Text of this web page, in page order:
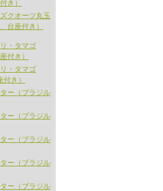
き）
クオーツ丸玉
台座付き）
・タマゴ
付き）
・タマゴ
付き）
ー（ブラジル
ー（ブラジル
ー（ブラジル
ー（ブラジル
ー（ブラジル